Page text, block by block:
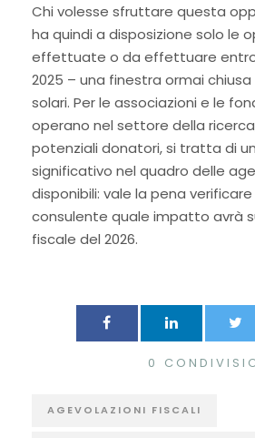
Chi volesse sfruttare questa
ha quindi a disposizione solo le
effettuate o da effettuare entro
2025 – una finestra ormai
solari. Per le associazioni e le
operano nel settore della
potenziali donatori, si tratta di
significativo nel quadro delle
disponibili: vale la pena
consulente quale impatto avrà
fiscale del 2026.
0
AGEVOLAZIONI FISCALI